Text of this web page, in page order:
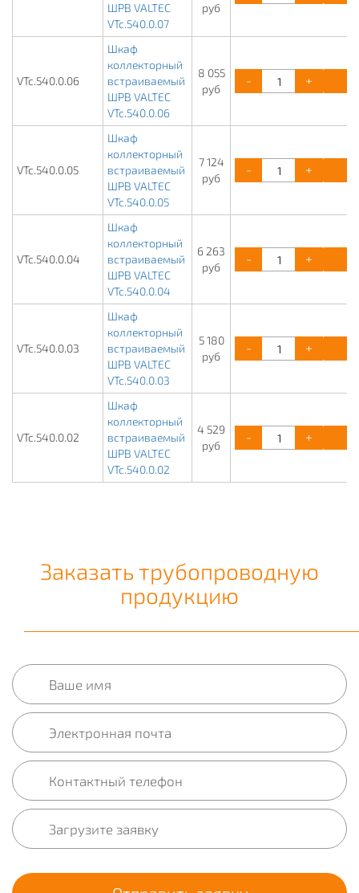
ШРВ VALTEC
VTc.540.0.07
руб
VTc.540.0.06
Шкаф
коллекторный
встраиваемый
ШРВ VALTEC
VTc.540.0.06
8 055
руб
- +
VTc.540.0.05
Шкаф
коллекторный
встраиваемый
ШРВ VALTEC
VTc.540.0.05
7 124
руб
- +
VTc.540.0.04
Шкаф
коллекторный
встраиваемый
ШРВ VALTEC
VTc.540.0.04
6 263
руб
- +
VTc.540.0.03
Шкаф
коллекторный
встраиваемый
ШРВ VALTEC
VTc.540.0.03
5 180
руб
- +
VTc.540.0.02
Шкаф
коллекторный
встраиваемый
ШРВ VALTEC
VTc.540.0.02
4 529
руб
- +
Заказать трубопроводную
продукцию